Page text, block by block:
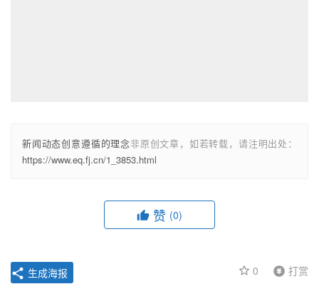
新闻动态创意遵循的理念非原创文章，如若转载，请注明出处：
https://www.eq.fj.cn/1_3853.html
赞 (0)
0 打赏
生成海报